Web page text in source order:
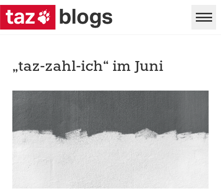
„taz-zahl-ich“ im Juni